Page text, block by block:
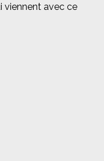
viennent avec ce